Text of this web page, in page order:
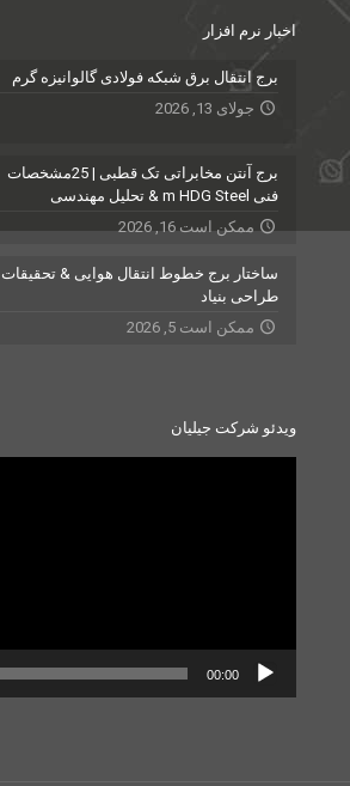
اخبار نرم افزار
برج انتقال برق شبکه فولادی گالوانیزه گرم
جولای 13, 2026
برج آنتن مخابراتی تک قطبی | 25مشخصات
فنی m HDG Steel & تحلیل مهندسی
ممکن است 16, 2026
ساختار برج خطوط انتقال هوایی & تحقیقات
طراحی بنیاد
ممکن است 5, 2026
ویدئو شرکت جیلیان
00:00